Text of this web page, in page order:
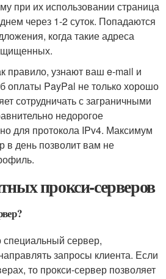
при их использовании страница
через 1-2 суток. Попадаются
когда такие адреса
правило, узнают ваш e-mail и
оплаты PayPal не только хорошо
сотрудничать с заграничными
недорогое
для протокола IPv4. Максимум
в день позволит вам не
прокси-серверов
специальный сервер,
запросы клиента. Если
то прокси-сервер позволяет